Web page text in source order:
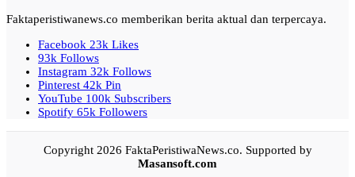
Faktaperistiwanews.co memberikan berita aktual dan terpercaya.
Facebook 23k Likes
93k Follows
Instagram 32k Follows
Pinterest 42k Pin
YouTube 100k Subscribers
Spotify 65k Followers
Copyright 2026 FaktaPeristiwaNews.co. Supported by
Masansoft.com